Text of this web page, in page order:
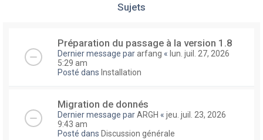
Sujets
Préparation du passage à la version 1.8
Dernier message pararfang « lun. juil. 27, 2026
5:29 am
Posté dans Installation
Migration de donnés
Dernier message parARGH « jeu. juil. 23, 2026
9:43 am
Posté dans Discussion générale